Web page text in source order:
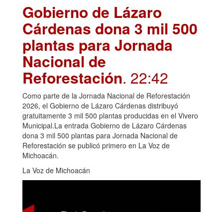
Gobierno de Lázaro
Cárdenas dona 3 mil 500
plantas para Jornada
Nacional de
Reforestación. 22:42
Como parte de la Jornada Nacional de Reforestación
2026, el Gobierno de Lázaro Cárdenas distribuyó
gratuitamente 3 mil 500 plantas producidas en el Vivero
Municipal.La entrada Gobierno de Lázaro Cárdenas
dona 3 mil 500 plantas para Jornada Nacional de
Reforestación se publicó primero en La Voz de
Michoacán.
La Voz de Michoacán